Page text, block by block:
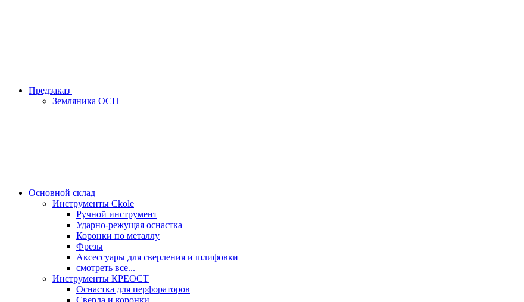
Предзаказ
Земляника ОСП
Основной склад
Инструменты Ckole
Ручной инструмент
Ударно‑режущая оснастка
Коронки по металлу
Фрезы
Аксессуары для сверления и шлифовки
смотреть все...
Инструменты КРЕОСТ
Оснастка для перфораторов
Сверла и коронки